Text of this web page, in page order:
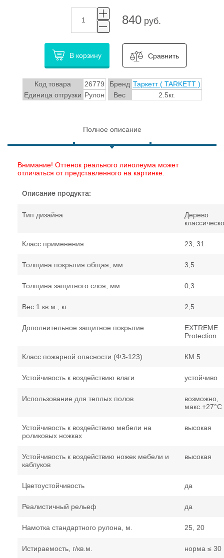
840руб.
В корзину Сравнить
Код товара 26779 Бренд Таркетт ( TARKETT )
Единица отгрузки Рулон Вес 2.5кг.
Полное описание
Внимание! Оттенок реального линолеума может
отличаться от представленного на картинке.
Описание продукта:
Тип дизайна
Дерево
Класс применения 23; 31
Толщина покрытия общая, мм. 3,5
Толщина защитного слоя, мм. 0,3
Вес 1 кв.м., кг. 2,5
Дополнительное защитное покрытие
EXTREME
Protection
Класс пожарной опасности (ФЗ-123) КМ 5
Устойчивость к воздействию влаги устойчиво
Использование для теплых полов
возможно,
макс.+27°С
Устойчивость к воздействию мебели на
роликовых ножках
высокая
Устойчивость к воздействию ножек мебели и
каблуков
высокая
Цветоустойчивость да
Реалистичный рельеф да
Намотка стандартного рулона, м. 25, 20
Истираемость, г/кв.м. норма ≤ 30